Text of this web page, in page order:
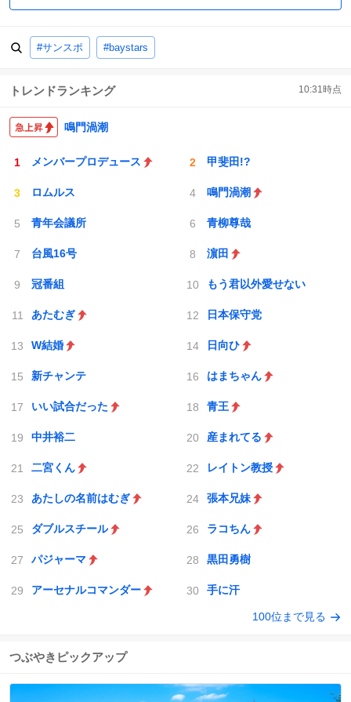
#サンスポ #baystars
トレンドランキング 10:31時点
鳴門渦潮
メンバープロデュース 甲斐田!?
ロムルス 鳴門渦潮
青年会議所 青柳尊哉
台風16号 濵田
冠番組 もう君以外愛せない
あたむぎ 日本保守党
W結婚 日向ひ
新チャンテ はまちゃん
いい試合だった 青王
中井裕二 産まれてる
二宮くん レイトン教授
あたしの名前はむぎ 張本兄妹
ダブルスチール ラコちん
パジャーマ 黒田勇樹
アーセナルコマンダー 手に汗
100位まで見る
つぶやきピックアップ